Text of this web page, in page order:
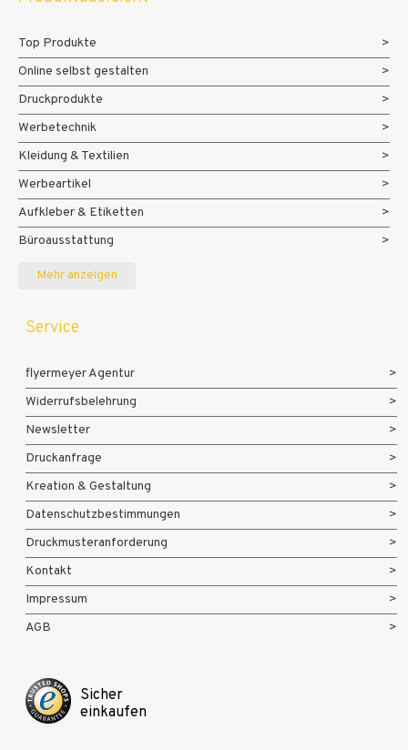
Top Produkte
Online selbst gestalten
Druckprodukte
Werbetechnik
Kleidung & Textilien
Werbeartikel
Aufkleber & Etiketten
Büroausstattung
Messe- und Eventmaterialien
Mehr anzeigen
Service
flyermeyer Agentur
Widerrufsbelehrung
Newsletter
Druckanfrage
Kreation & Gestaltung
Datenschutzbestimmungen
Druckmusteranforderung
Kontakt
Impressum
AGB
Sicher
einkaufen